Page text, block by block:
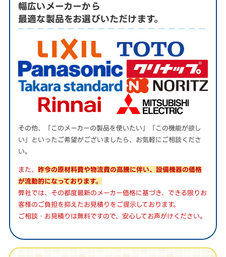
幅広いメーカーから
最適な製品をお選びいただけます。
その他、「このメーカーの製品を使いたい」「この機能が欲し
い」といったご希望がございましたら、お気軽にご相談くださ
い。
また、
昨今の原材料費や物流費の高騰に伴い、設備機器の価格
が流動的になっております。
弊社では、その都度最新のメーカー価格に基づき、できる限りお
客様のご負担を抑えたお見積りをご提示しております。
ご相談・お見積りは無料ですので、安心してお声がけください。